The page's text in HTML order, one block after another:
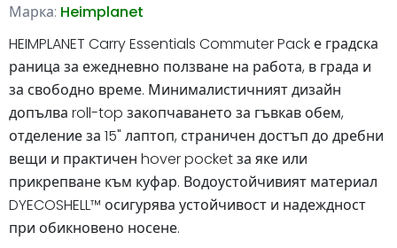
Марка: Heimplanet
HEIMPLANET Carry Essentials Commuter Pack е градска
раница за ежедневно ползване на работа, в града и
за свободно време. Минималистичният дизайн
допълва roll-top закопчаването за гъвкав обем,
отделение за 15" лаптоп, страничен достъп до дребни
вещи и практичен hover pocket за яке или
прикрепване към куфар. Водоустойчивият материал
DYECOSHELL™ осигурява устойчивост и надеждност
при обикновено носене.